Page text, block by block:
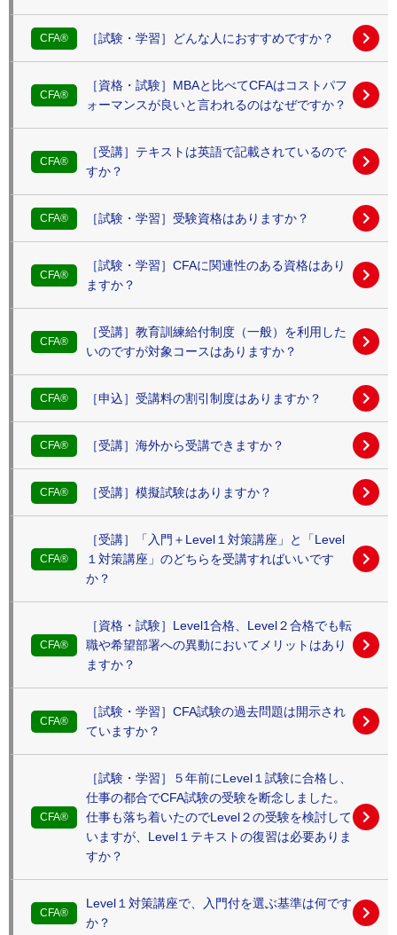
CFA® ［試験・学習］どんな人におすすめですか？
CFA®
［資格・試験］MBAと比べてCFAはコストパフ
ォーマンスが良いと言われるのはなぜですか？
CFA®
［受講］テキストは英語で記載されているので
すか？
CFA® ［試験・学習］受験資格はありますか？
CFA®
［試験・学習］CFAに関連性のある資格はあり
ますか？
CFA®
［受講］教育訓練給付制度（一般）を利用した
いのですが対象コースはありますか？
CFA® ［申込］受講料の割引制度はありますか？
CFA® ［受講］海外から受講できますか？
CFA® ［受講］模擬試験はありますか？
CFA®
［受講］「入門＋Level１対策講座」と「Level
１対策講座」のどちらを受講すればいいです
か？
CFA®
［資格・試験］Level1合格、Level２合格でも転
職や希望部署への異動においてメリットはあり
ますか？
CFA®
［試験・学習］CFA試験の過去問題は開示され
ていますか？
CFA®
［試験・学習］５年前にLevel１試験に合格し、
仕事の都合でCFA試験の受験を断念しました。
仕事も落ち着いたのでLevel２の受験を検討して
いますが、Level１テキストの復習は必要ありま
すか？
CFA®
Level１対策講座で、入門付を選ぶ基準は何です
か？